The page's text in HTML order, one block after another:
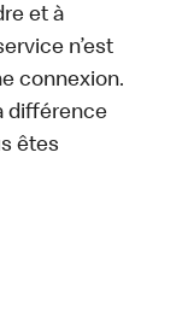
et à
n’est
connexion.
différence
êtes